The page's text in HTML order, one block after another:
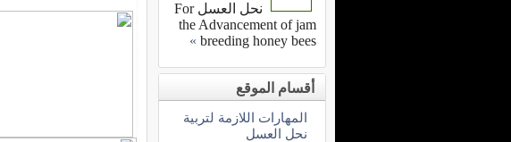
نحل العسل For
the Advancement of jam
breeding honey bees
»
أقسام الموقع
المهارات اللازمة لتربية
نحل العسل